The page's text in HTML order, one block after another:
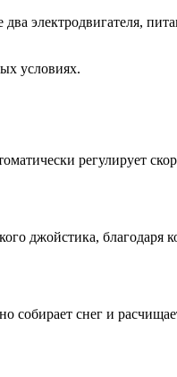
электродвигателя,
условиях.
регулирует
джойстика, благодаря
собирает снег и